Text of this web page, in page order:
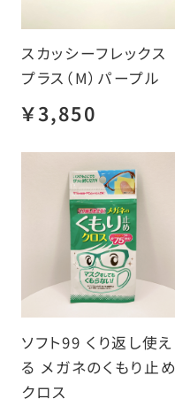
スカッシーフレックス
プラス（M）パープル
￥3,850
ソフト99 くり返し使え
る メガネのくもり止め
クロス